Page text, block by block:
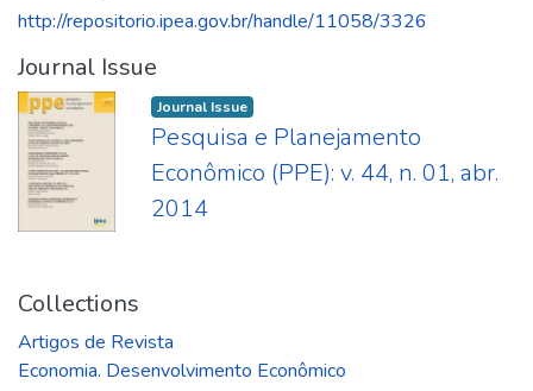
http://repositorio.ipea.gov.br/handle/11058/3326
Journal Issue
Journal Issue
Pesquisa e Planejamento
Econômico (PPE): v. 44, n. 01, abr.
2014
Collections
Artigos de Revista
Economia. Desenvolvimento Econômico